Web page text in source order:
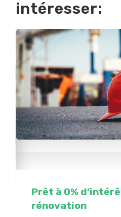
intéresser:
Prêt à 0%
rénovation